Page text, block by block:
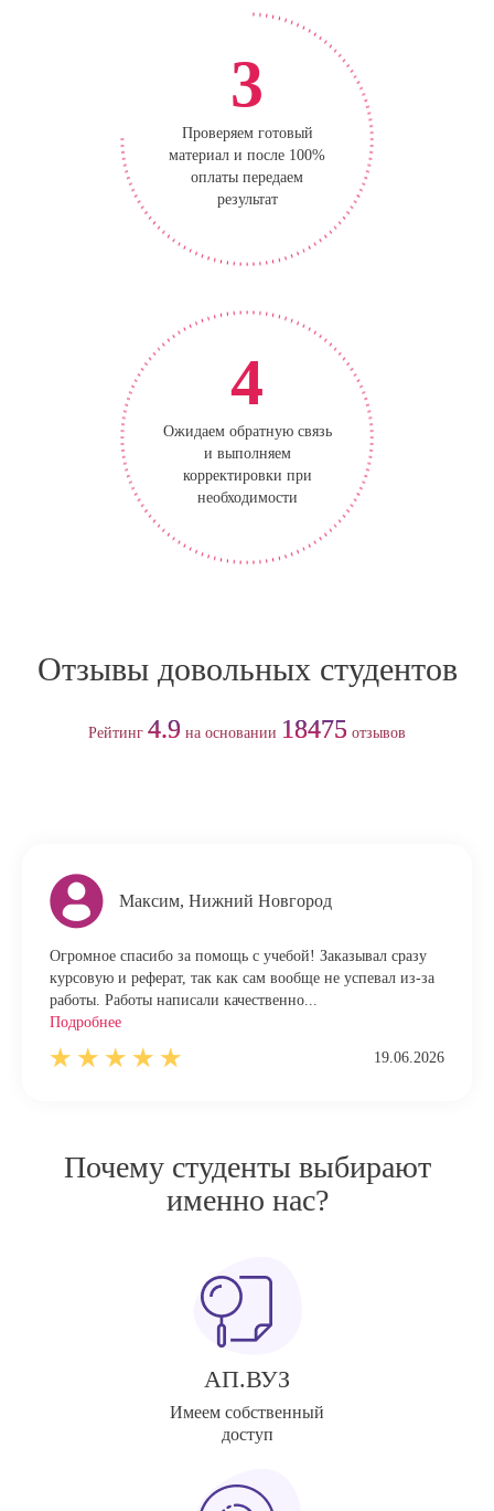
3
Проверяем готовый
материал и после 100%
оплаты передаем
результат
4
Ожидаем обратную связь
и выполняем
корректировки при
необходимости
Отзывы довольных студентов
Рейтинг 4.9 на основании 18475 отзывов
Максим, Нижний Новгород
Огромное спасибо за помощь с учебой! Заказывал сразу
курсовую и реферат, так как сам вообще не успевал из-за
работы. Работы написали качественно...
Подробнее
19.06.2026
Почему студенты выбирают
именно нас?
АП.ВУЗ
Имеем собственный
доступ